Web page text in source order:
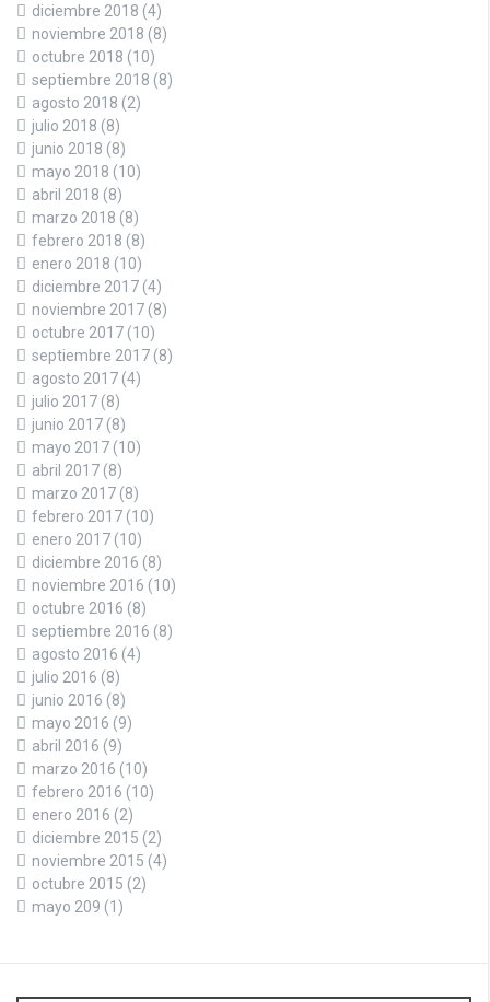
diciembre 2018 (4)
noviembre 2018 (8)
octubre 2018 (10)
septiembre 2018 (8)
agosto 2018 (2)
julio 2018 (8)
junio 2018 (8)
mayo 2018 (10)
abril 2018 (8)
marzo 2018 (8)
febrero 2018 (8)
enero 2018 (10)
diciembre 2017 (4)
noviembre 2017 (8)
octubre 2017 (10)
septiembre 2017 (8)
agosto 2017 (4)
julio 2017 (8)
junio 2017 (8)
mayo 2017 (10)
abril 2017 (8)
marzo 2017 (8)
febrero 2017 (10)
enero 2017 (10)
diciembre 2016 (8)
noviembre 2016 (10)
octubre 2016 (8)
septiembre 2016 (8)
agosto 2016 (4)
julio 2016 (8)
junio 2016 (8)
mayo 2016 (9)
abril 2016 (9)
marzo 2016 (10)
febrero 2016 (10)
enero 2016 (2)
diciembre 2015 (2)
noviembre 2015 (4)
octubre 2015 (2)
mayo 209 (1)